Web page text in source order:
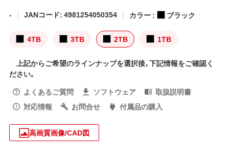
- JANコード: 4981254050354 カラー : ブラック
4TB 3TB 2TB 1TB
上記からご希望のラインナップを選択後、下記情報をご確認く
ださい。
よくあるご質問
ソフトウェア
取扱説明書
対応情報
お問合せ 付属品の購入
高画質画像/CAD図